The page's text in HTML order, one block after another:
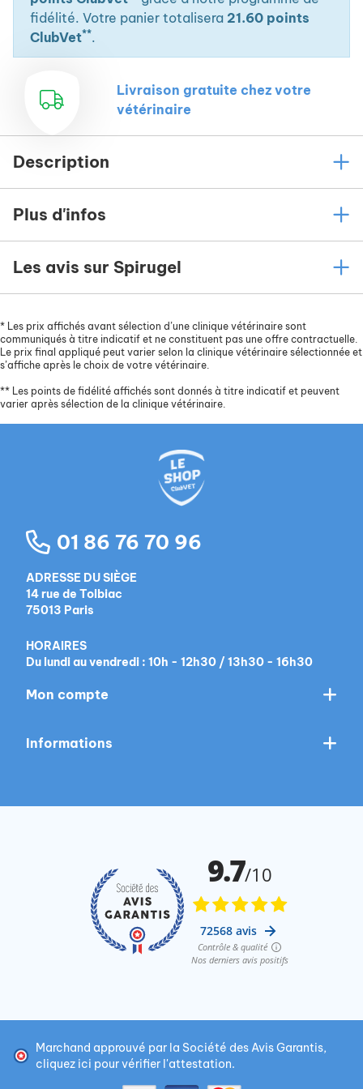
positifs, animaux atteints de maladies
dégénératives chroniques.
Aux animaux convalescents.
nécessaire.
Après une intervention chirurgicale.
En cas d'anémie.
Entraînements sportifs.
fidélité. Votre panier totalisera 21.60 points
ClubVet**.
Livraison gratuite chez votre
vétérinaire
Description
Plus d'infos
Les avis sur Spirugel
* Les prix affichés avant sélection d’une clinique vétérinaire sont
communiqués à titre indicatif et ne constituent pas une offre contractuelle.
Le prix final appliqué peut varier selon la clinique vétérinaire sélectionnée et
s’affiche après le choix de votre vétérinaire.
** Les points de fidélité affichés sont donnés à titre indicatif et peuvent
varier après sélection de la clinique vétérinaire.
01 86 76 70 96
ADRESSE DU SIÈGE
14 rue de Tolbiac
75013 Paris
HORAIRES
Du lundi au vendredi : 10h - 12h30 / 13h30 - 16h30
Mon compte
Informations
Marchand approuvé par la Société des Avis Garantis,
cliquez ici pour vérifier l'attestation.